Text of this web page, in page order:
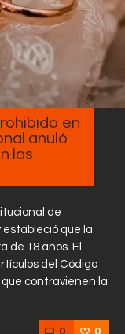
en
anuló
las
de
que la
de 18 años. El
del Código
que contravienen la
0 0